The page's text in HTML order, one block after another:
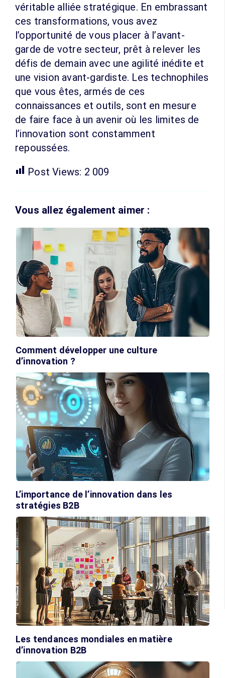
véritable alliée stratégique. En embrassant
ces transformations, vous avez
l’opportunité de vous placer à l’avant-
garde de votre secteur, prêt à relever les
défis de demain avec une agilité inédite et
une vision avant-gardiste. Les technophiles
que vous êtes, armés de ces
connaissances et outils, sont en mesure
de faire face à un avenir où les limites de
l’innovation sont constamment
repoussées.
Post Views: 2 009
Vous allez également aimer :
Comment développer une culture
d’innovation ?
L’importance de l’innovation dans les
stratégies B2B
Les tendances mondiales en matière
d’innovation B2B